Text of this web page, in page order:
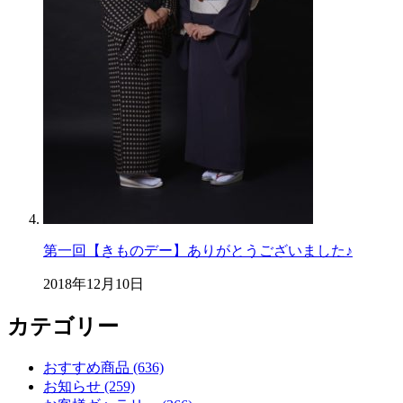
第一回【きものデー】ありがとうございました♪
2018年12月10日
カテゴリー
おすすめ商品 (636)
お知らせ (259)